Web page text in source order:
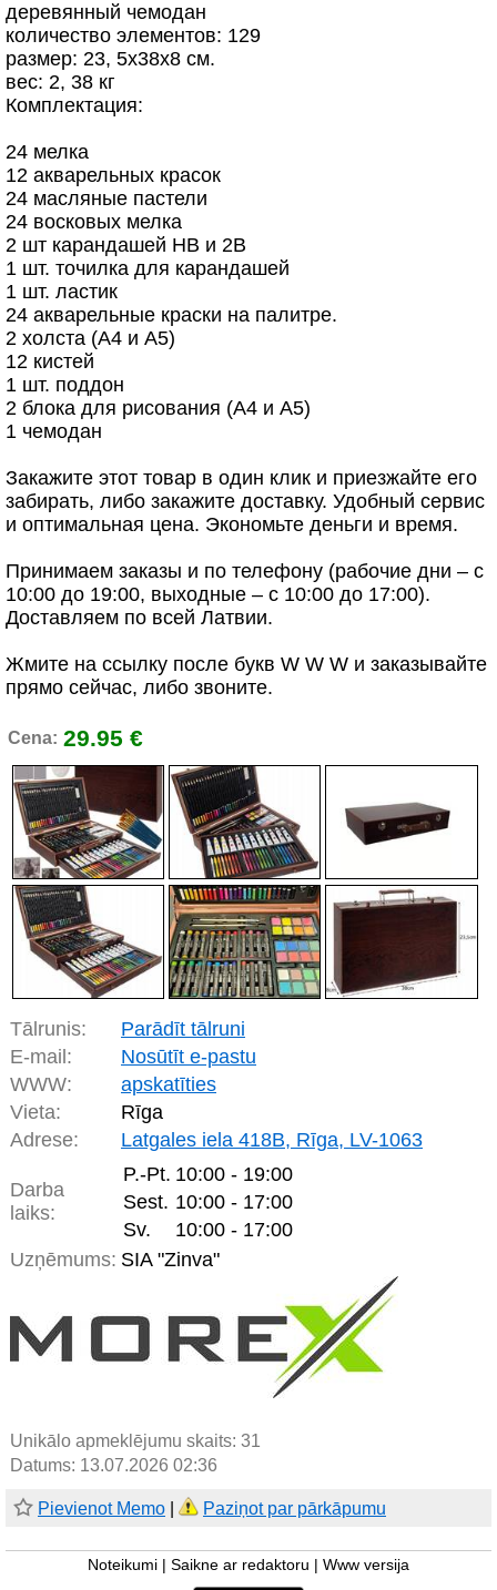
деревянный чемодан
количество элементов: 129
размер: 23, 5х38х8 см.
вес: 2, 38 кг
Комплектация:
24 мелка
12 акварельных красок
24 масляные пастели
24 восковых мелка
2 шт карандашей HB и 2B
1 шт. точилка для карандашей
1 шт. ластик
24 акварельные краски на палитре.
2 холста (А4 и А5)
12 кистей
1 шт. поддон
2 блока для рисования (А4 и А5)
1 чемодан
Закажите этот товар в один клик и приезжайте его
забирать, либо закажите доставку. Удобный сервис
и оптимальная цена. Экономьте деньги и время.
Принимаем заказы и по телефону (рабочие дни – с
10:00 до 19:00, выходные – с 10:00 до 17:00).
Доставляем по всей Латвии.
Жмите на ссылку после букв W W W и заказывайте
прямо сейчас, либо звоните.
Cena: 29.95 €
Tālrunis:
Parādīt tālruni
E-mail:
Nosūtīt e-pastu
WWW:
apskatīties
Vieta:
Rīga
Adrese:
Latgales iela 418B, Rīga, LV-1063
Darba
laiks:
P.-Pt. 10:00 - 19:00
Sest. 10:00 - 17:00
Sv.
10:00 - 17:00
Uzņēmums: SIA "Zinva"
Unikālo apmeklējumu skaits: 31
Datums: 13.07.2026 02:36
Pievienot Memo Paziņot par pārkāpumu
Noteikumi Saikne ar redaktoru Www versija